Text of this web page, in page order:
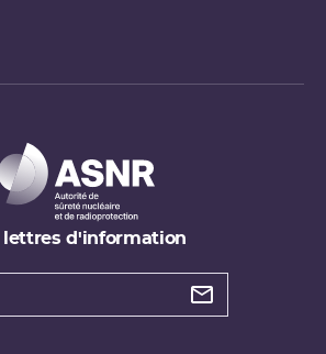
lettres d'information